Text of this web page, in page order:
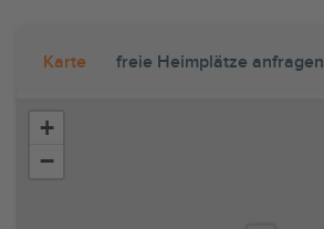
Karte freie Heimplätze anfragen
+
−